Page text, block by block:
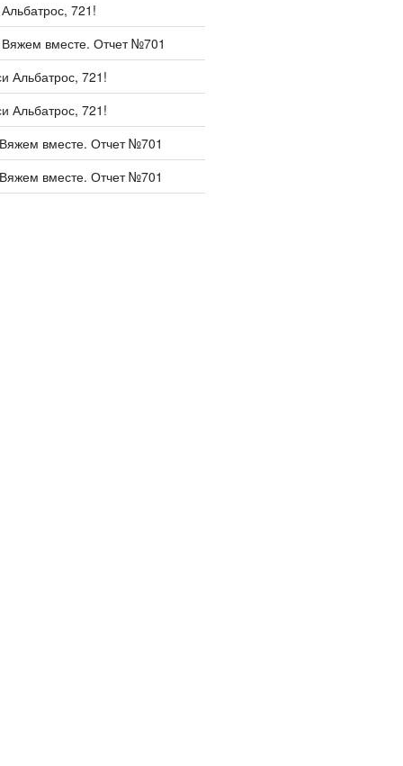
Альбатрос, 721!
Вяжем вместе. Отчет №701
Альбатрос, 721!
Альбатрос, 721!
вместе. Отчет №701
вместе. Отчет №701